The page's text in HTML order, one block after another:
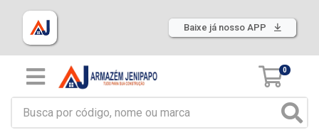
Baixe já nosso APP
0